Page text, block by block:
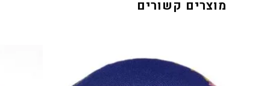
מוצרים קשורים